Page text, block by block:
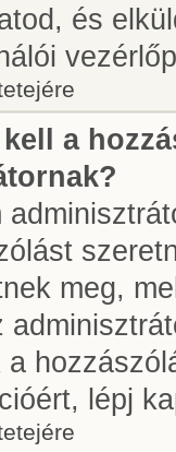
és
a
meg,
a
lépj